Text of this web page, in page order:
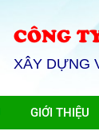
CÔNG
XÂY DỰNG
GIỚI THIỆU